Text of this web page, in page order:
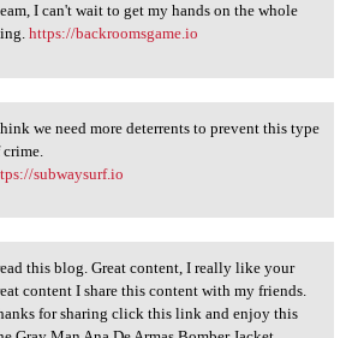
I can't wait to get my hands on the whole
https://backroomsgame.io
we need more
we need more deterrents to prevent this type
subwaysurf.io
this blog. Great
this blog. Great content, I really like your
content I share this content with my friends.
for sharing click this link and enjoy this